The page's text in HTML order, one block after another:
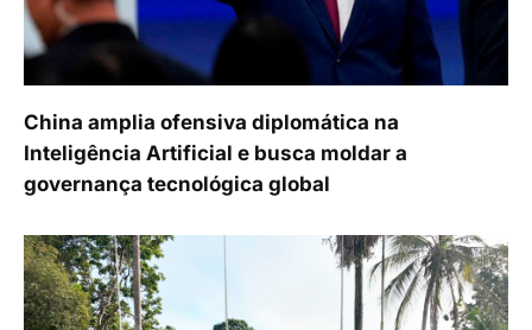
China amplia ofensiva diplomática na
Inteligência Artificial e busca moldar a
governança tecnológica global